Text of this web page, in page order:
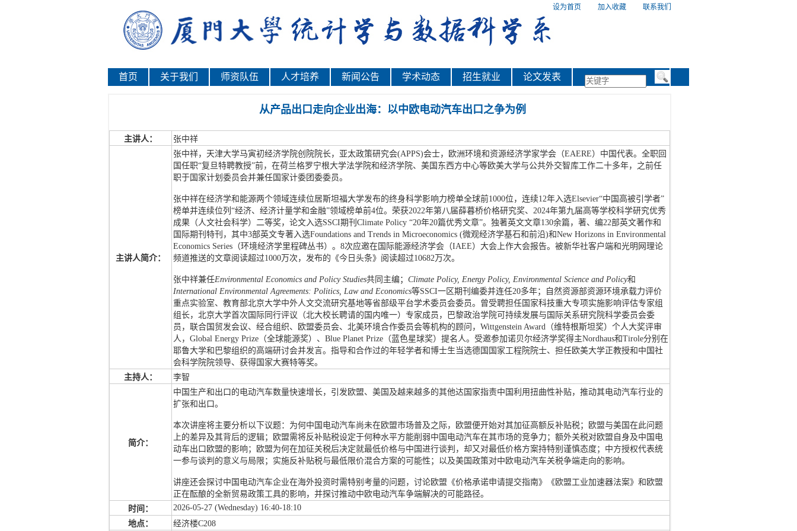
设为首页 加入收藏 联系我们
首页 关于我们 师资队伍 人才培养 新闻公告 学术动态 招生就业 论文发表
从产品出口走向企业出海：以中欧电动汽车出口之争为例
主讲人： 张中祥
主讲人简介：
张中祥，天津大学马寅初经济学院创院院长，亚太政策研究会(APPS)会士，欧洲环境和资源经济学家学会（EAERE）中国代表。全职回
国任职“复旦特聘教授”前，在荷兰格罗宁根大学法学院和经济学院、美国东西方中心等欧美大学与公共外交智库工作二十多年，之前任
职于国家计划委员会并兼任国家计委团委委员。
张中祥在经济学和能源两个领域连续位居斯坦福大学发布的终身科学影响力榜单全球前1000位，连续12年入选Elsevier“中国高被引学者”
榜单并连续位列“经济、经济计量学和金融”领域榜单前4位。荣获2022年第八届薛暮桥价格研究奖、2024年第九届高等学校科学研究优秀
成果（人文社会科学）二等奖，论文入选SSCI期刊Climate Policy “20年20篇优秀文章”。独著英文文章130余篇，著、编22部英文著作和
国际期刊特刊，其中3部英文专著入选Foundations and Trends in Microeconomics (微观经济学基石和前沿)和New Horizons in Environmental
Economics Series（环境经济学里程碑丛书）。8次应邀在国际能源经济学会（IAEE）大会上作大会报告。被新华社客户端和光明网理论
频道推送的文章阅读超过1000万次，发布的《今日头条》阅读超过10682万次。
张中祥兼任Environmental Economics and Policy Studies共同主编； Climate Policy, Energy Policy, Environmental Science and Policy和
International Environmental Agreements: Politics, Law and Economics等SSCI一区期刊编委并连任20多年；自然资源部资源环境承载力评价
重点实验室、教育部北京大学中外人文交流研究基地等省部级平台学术委员会委员。曾受聘担任国家科技重大专项实施影响评估专家组
组长，北京大学首次国际同行评议（北大校长聘请的国内唯一）专家成员，巴黎政治学院可持续发展与国际关系研究院科学委员会委
员，联合国贸发会议、经合组织、欧盟委员会、北美环境合作委员会等机构的顾问，Wittgenstein Award（维特根斯坦奖）个人大奖评审
人，Global Energy Prize（全球能源奖）、Blue Planet Prize（蓝色星球奖）提名人。受邀参加诺贝尔经济学奖得主Nordhaus和Tirole分别在
耶鲁大学和巴黎组织的高端研讨会并发言。指导和合作过的年轻学者和博士生当选德国国家工程院院士、担任欧美大学正教授和中国社
会科学院院领导、获得国家大赛特等奖。
主持人：
李智
简介：
中国生产和出口的电动汽车数量快速增长，引发欧盟、美国及越来越多的其他达国家指责中国利用扭曲性补贴，推动其电动汽车行业的
扩张和出口。
本次讲座将主要分析以下议题：为何中国电动汽车尚未在欧盟市场普及之际，欧盟便开始对其加征高额反补贴税；欧盟与美国在此问题
上的差异及其背后的逻辑；欧盟需将反补贴税设定于何种水平方能削弱中国电动汽车在其市场的竞争力；额外关税对欧盟自身及中国电
动车出口欧盟的影响；欧盟为何在加征关税后决定就最低价格与中国进行谈判，却又对最低价格方案持特别谨慎态度；中方授权代表统
一参与谈判的意义与局限；实施反补贴税与最低限价混合方案的可能性；以及美国政策对中欧电动汽车关税争端走向的影响。
讲座还会探讨中国电动汽车企业在海外投资时需特别考量的问题，讨论欧盟《价格承诺申请提交指南》《欧盟工业加速器法案》和欧盟
正在酝酿的全新贸易政策工具的影响，并探讨推动中欧电动汽车争端解决的可能路径。
时间：
2026-05-27 (Wednesday) 16:40-18:10
地点：
经济楼C208